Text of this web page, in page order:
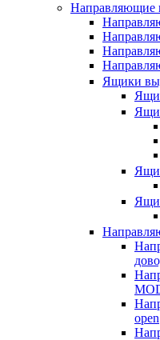
Направляющие
Ящики
open